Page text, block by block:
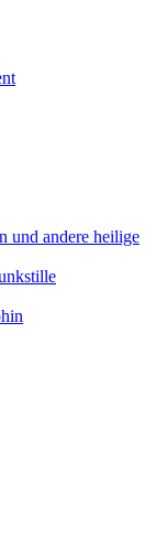
und andere heilige